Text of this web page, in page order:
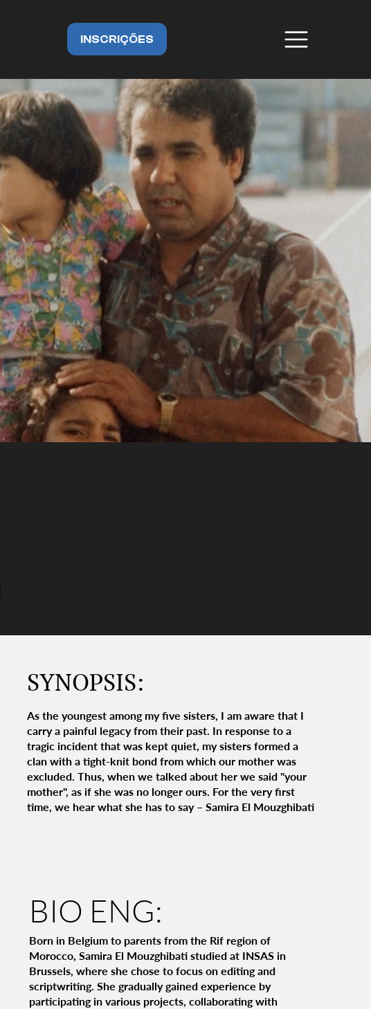
INSCRIÇÕES
SYNOPSIS:
As the youngest among my five sisters, I am aware that I
carry a painful legacy from their past. In response to a
tragic incident that was kept quiet, my sisters formed a
clan with a tight-knit bond from which our mother was
excluded. Thus, when we talked about her we said "your
mother", as if she was no longer ours. For the very first
time, we hear what she has to say – Samira El Mouzghibati
BIO ENG:
Born in Belgium to parents from the Rif region of
Morocco, Samira El Mouzghibati studied at INSAS in
Brussels, where she chose to focus on editing and
scriptwriting. She gradually gained experience by
participating in various projects, collaborating with